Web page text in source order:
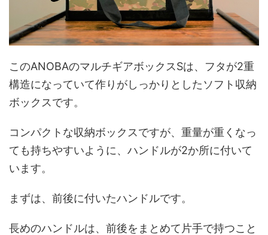
このANOBAのマルチギアボックスSは、フタが2重
構造になっていて作りがしっかりとしたソフト収納
ボックスです。
コンパクトな収納ボックスですが、重量が重くなっ
ても持ちやすいように、ハンドルが2か所に付いて
います。
まずは、前後に付いたハンドルです。
長めのハンドルは、前後をまとめて片手で持つこと